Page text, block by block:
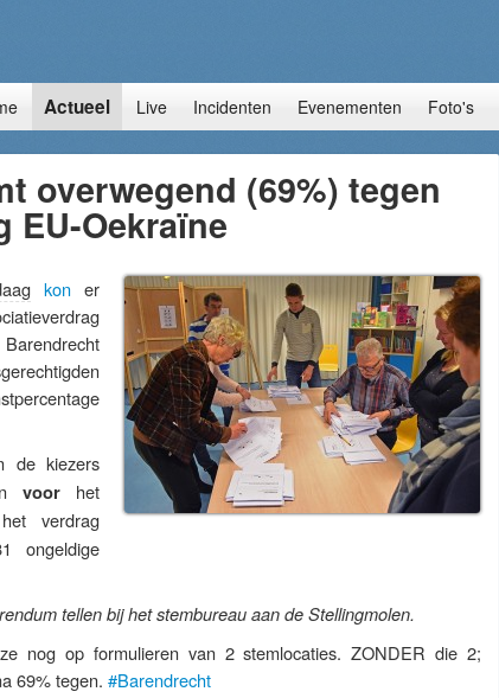
Actueel Live Incidenten Evenementen Foto's
overwegend (69%) tegen
EU-Oekraïne
kon er
de kiezers
voorhet
het verdrag
ongeldige
tellen bij het stembureau aan de Stellingmolen.
nog op formulieren van 2 stemlocaties. ZONDER die 2;
69% tegen. #Barendrecht